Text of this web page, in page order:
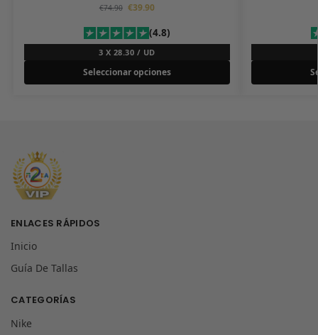
€74.90 €39.90
(4.8)
3 X 28.30 / UD
Seleccionar opciones
ENLACES RÁPIDOS
Inicio
Guía De Tallas
CATEGORÍAS
Nike